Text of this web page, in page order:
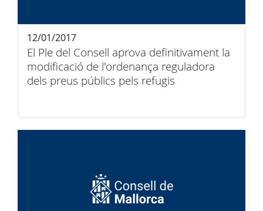
El Ple del Consell aprova definitivament la
modificació de l'ordenança reguladora
dels preus públics pels refugis
12/01/2017